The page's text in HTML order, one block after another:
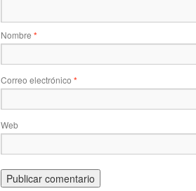
Nombre *
Correo electrónico *
Web